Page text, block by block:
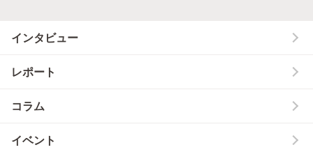
インタビュー
レポート
コラム
イベント